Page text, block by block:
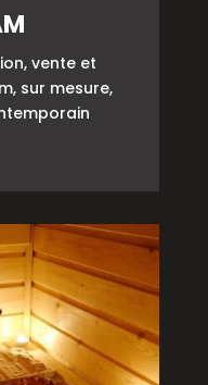
vente et
sur mesure,